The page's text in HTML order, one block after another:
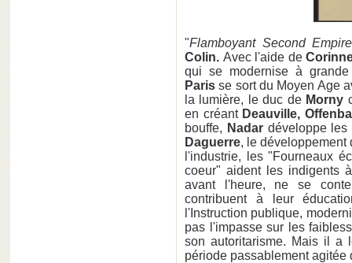
"Flamboyant Second
Colin. Avec l'aide de
qui se modernise à
Paris se sort du Moyen Age
la lumière, le duc de Morny
en créant Deauville,
bouffe, Nadardéveloppe les
Daguerre, le développement
l'industrie, les "Fourneaux
coeur" aident les indigents
avant l'heure, ne se
contribuent à leur
l'Instruction publique,
pas l'impasse sur les
son autoritarisme. Mais il a
période passablement agitée